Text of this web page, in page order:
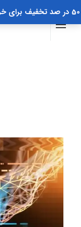
50 در صد تخفیف برای خرید بالای ۱۵۰ هزار تومان با کد off50